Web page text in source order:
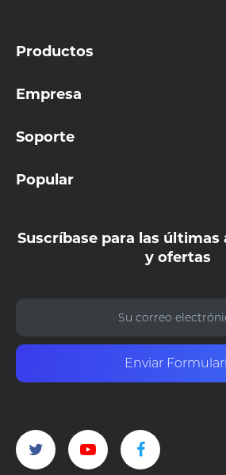
Productos
Empresa
Soporte
Popular
Suscríbase para las últimas
y ofertas
Enviar